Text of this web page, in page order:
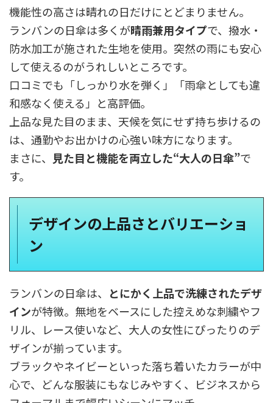
機能性の高さは晴れの日だけにとどまりません。
ランバンの日傘は多くが晴雨兼用タイプで、撥水・
防水加工が施された生地を使用。突然の雨にも安心
して使えるのがうれしいところです。
口コミでも「しっかり水を弾く」「雨傘としても違
和感なく使える」と高評価。
上品な見た目のまま、天候を気にせず持ち歩けるの
は、通勤やお出かけの心強い味方になります。
まさに、
見た目と機能を両立した“大人の日傘”で
す。
デザインの上品さとバリエーショ
ン
ランバンの日傘は、
とにかく上品で洗練されたデザ
インが特徴。無地をベースにした控えめな刺繍やフ
リル、レース使いなど、大人の女性にぴったりのデ
ザインが揃っています。
ブラックやネイビーといった落ち着いたカラーが中
心で、どんな服装にもなじみやすく、ビジネスから